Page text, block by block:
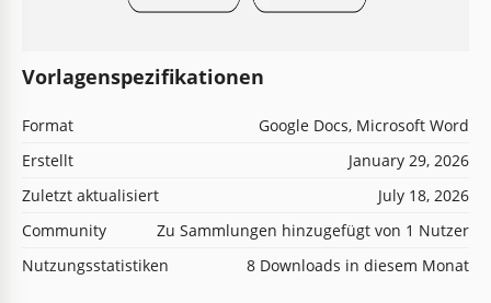
Vorlagenspezifikationen
Format
Google Docs, Microsoft Word
Erstellt
January 29, 2026
Zuletzt aktualisiert
July 18, 2026
Community
Zu Sammlungen hinzugefügt von 1 Nutzer
Nutzungsstatistiken
8 Downloads in diesem Monat